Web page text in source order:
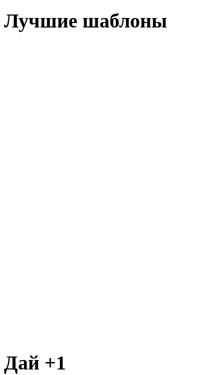
Лучшие шаблоны
Дай +1